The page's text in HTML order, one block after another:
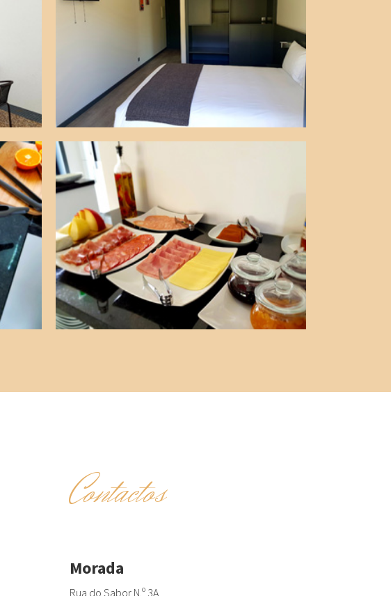
Contactos
Morada
Rua do Sabor N.º 3A